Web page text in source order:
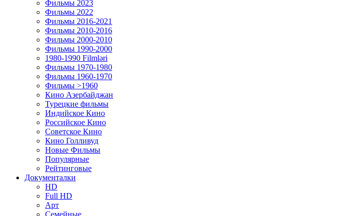
Фильмы 2023
Фильмы 2022
Фильмы 2016-2021
Фильмы 2010-2016
Фильмы 2000-2010
Фильмы 1990-2000
1980-1990 Filmləri
Фильмы 1970-1980
Фильмы 1960-1970
Фильмы >1960
Кино Азербайджан
Турецкие фильмы
Индийское Кино
Российское Кино
Советское Кино
Кино Голливуд
Новые Фильмы
Популярные
Рейтинговые
Документалки
HD
Full HD
Арт
Семейные